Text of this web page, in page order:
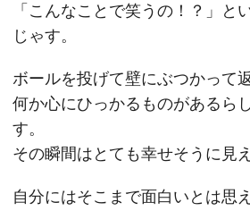
「こんなことで笑うの！？」と
じゃす。
ボールを投げて壁にぶつかって
何か心にひっかるものがあるら
す。
その瞬間はとても幸せそうに見え
自分にはそこまで面白いとは思え